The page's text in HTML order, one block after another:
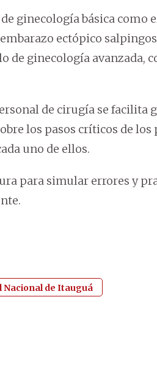
ginecología básica como
ectópico
de ginecología avanzada,
de cirugía se facilita
los pasos críticos de
uno de ellos.
para simular errores y
Nacional de Itauguá